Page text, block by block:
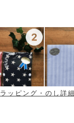
ラッピング・のし詳細